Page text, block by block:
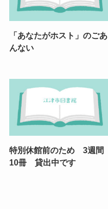
「あなたがホスト」のごあ
んない
特別休館前のため 3週間
10冊 貸出中です